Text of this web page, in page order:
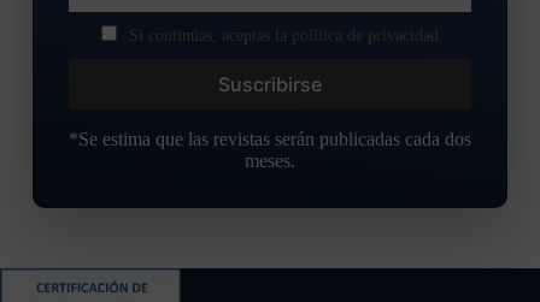
Si continúas, aceptas la política de privacidad
*Se estima que las revistas serán publicadas cada dos
meses.
Contacto